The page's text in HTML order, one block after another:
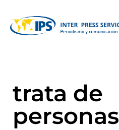
trata de
personas